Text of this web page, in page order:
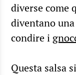
diverse come
diventano
condire i
Questa salsa